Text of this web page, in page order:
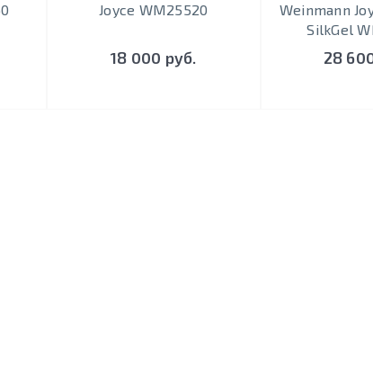
Joyce WM25520
18 000 руб.
Weinmann
SilkGel
28